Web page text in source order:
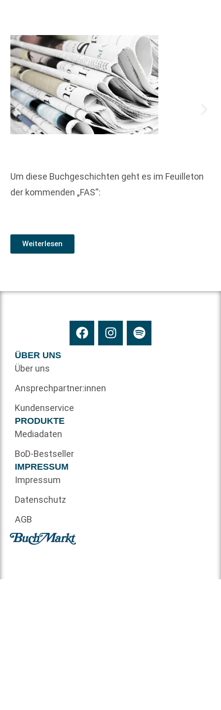
Um diese Buchgeschichten geht es im Feuilleton
der kommenden „FAS“:
Weiterlesen
ÜBER UNS
Über uns
Ansprechpartner:innen
Kundenservice
PRODUKTE
Mediadaten
BoD-Bestseller
IMPRESSUM
Impressum
Datenschutz
AGB